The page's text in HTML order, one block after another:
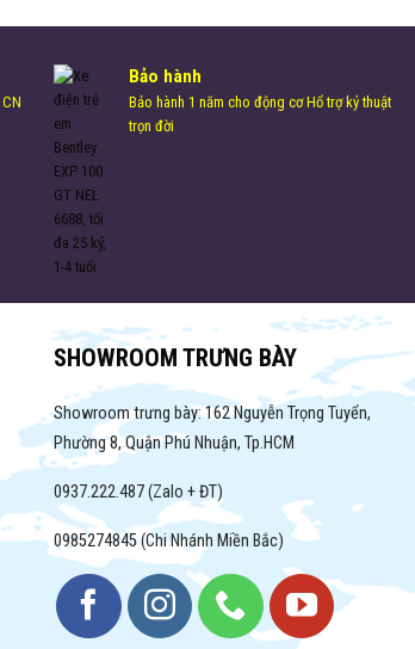
Bảo hành
Bảo hành 1 năm cho động cơ Hổ trợ kỷ thuật
trọn đời
SHOWROOM TRƯNG BÀY
Showroom trưng bày: 162 Nguyễn Trọng Tuyển,
Phường 8, Quận Phú Nhuận, Tp.HCM
0937.222.487 (Zalo + ĐT)
0985274845 (Chi Nhánh Miền Bắc)